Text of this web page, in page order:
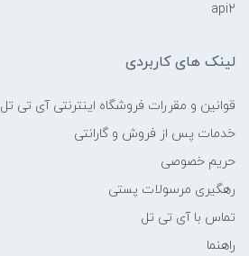
api2
لینک های کاربردی
قوانین و مقررات فروشگاه اینترنتی آی تی تل
خدمات پس از فروش و گارانتی
حریم خصوصی
رهگیری مرسولات پستی
تماس با آی تی تل
راهنما